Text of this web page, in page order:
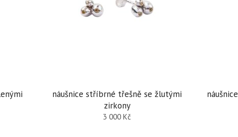
náušnice stříbrné třešně se žlutými
zirkony
3 000Kč